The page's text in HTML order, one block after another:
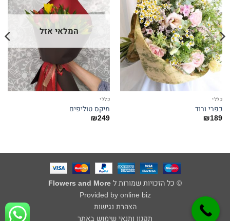
כללי
כפרי ורוד
₪189
המלאי אזל
כללי
מיקס טוליפים
₪249
© כל הזכויות שמורות ל Flowers and More
Provided by online biz
הצהרת נגישות
תקנון ותנאי שימוש באתר